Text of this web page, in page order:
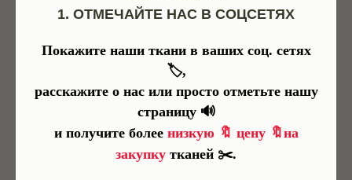
1. ОТМЕЧАЙТЕ НАС В СОЦСЕТЯХ
Покажите наши ткани в ваших соц. сетях
🏷️,
расскажите о нас или просто отметьте нашу
страницу 🔊
и получите более низкую 🔖 цену 🔖на
закупку тканей ✂️.
Остальные ткани